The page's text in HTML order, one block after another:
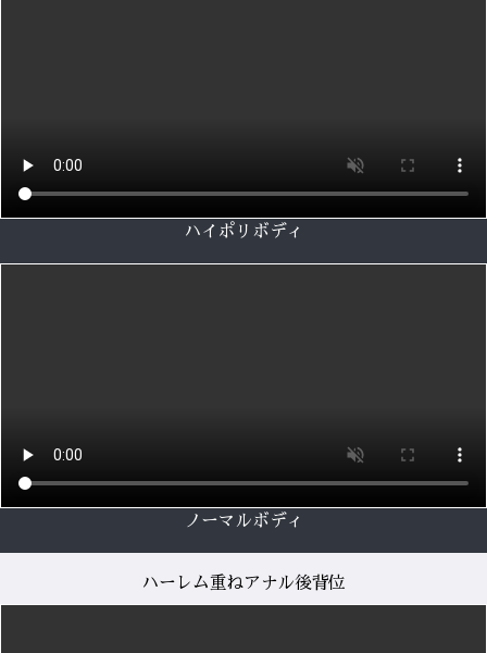
ハイポリボディ
ノーマルボディ
ハーレム重ねアナル後背位